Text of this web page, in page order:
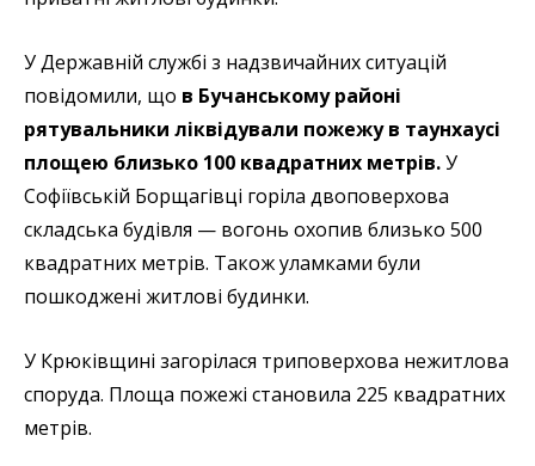
У Державній службі з надзвичайних ситуацій
повідомили, що в Бучанському районі
рятувальники ліквідували пожежу в таунхаусі
площею близько 100 квадратних метрів.У
Софіївській Борщагівці горіла двоповерхова
складська будівля — вогонь охопив близько 500
квадратних метрів. Також уламками були
пошкоджені житлові будинки.
У Крюківщині загорілася триповерхова нежитлова
споруда. Площа пожежі становила 225 квадратних
метрів.